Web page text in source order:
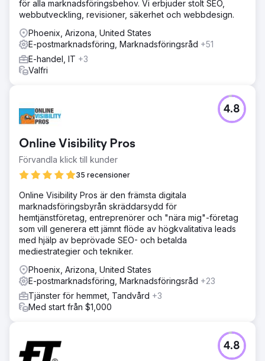
för alla marknadsföringsbehov. Vi erbjuder stolt SEO,
webbutveckling, revisioner, säkerhet och webbdesign.
Phoenix, Arizona, United States
E-postmarknadsföring, Marknadsföringsråd +51
E-handel, IT +3
Valfri
Online Visibility Pros
Förvandla klick till kunder
35 recensioner
4.8
Online Visibility Pros är den främsta digitala
marknadsföringsbyrån skräddarsydd för
hemtjänstföretag, entreprenörer och "nära mig"-företag
som vill generera ett jämnt flöde av högkvalitativa leads
med hjälp av beprövade SEO- och betalda
mediestrategier och tekniker.
Phoenix, Arizona, United States
E-postmarknadsföring, Marknadsföringsråd +23
Tjänster för hemmet, Tandvård +3
Med start från $1,000
4.8